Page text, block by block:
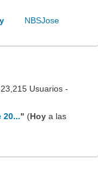
NBSJose
Usuarios -
20..." (Hoy a las